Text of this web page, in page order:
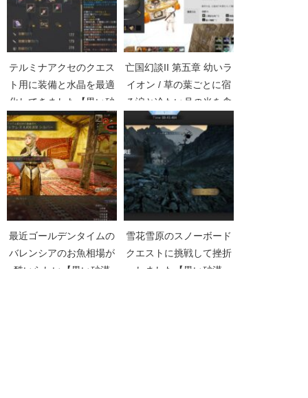
テルミナアクセのクエス
ト用に装備と水晶を最適
化してきました【黒い砂
漠Part3181】
亡国幻談II 第五章 幼いラ
イオン / 草の葉ごとに宿
る涙と冷たい月の光を含
んだ朝露【黒い砂漠
Part3202】
最近ゴールデンタイムの
バレンシアのお魚相場が
酷いらしい【黒い砂漠
雪花雪原のスノーボード
クエストに挑戦して挫折
しました【黒い砂漠